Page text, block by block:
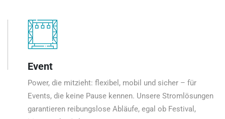
Event
Power, die mitzieht: flexibel, mobil und sicher – für
Events, die keine Pause kennen. Unsere Stromlösungen
garantieren reibungslose Abläufe, egal ob Festival,